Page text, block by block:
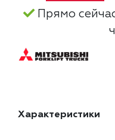
Прямо сейчас
Характеристики